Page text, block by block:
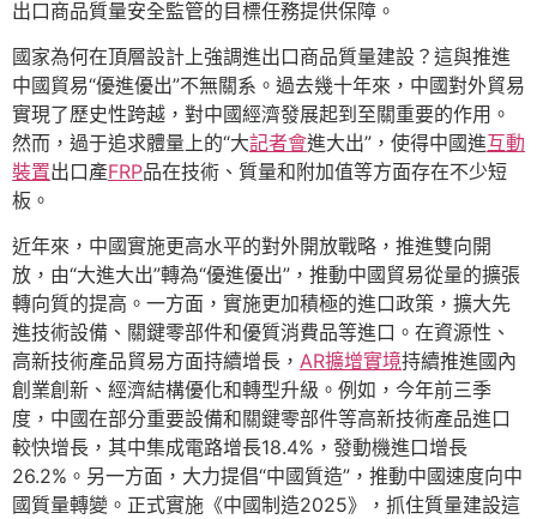
出口商品質量安全監管的目標任務提供保障。
國家為何在頂層設計上強調進出口商品質量建設？這與推進
中國貿易“優進優出”不無關系。過去幾十年來，中國對外貿易
實現了歷史性跨越，對中國經濟發展起到至關重要的作用。
然而，過于追求體量上的“大記者會進大出”，使得中國進互動
裝置出口產FRP品在技術、質量和附加值等方面存在不少短
板。
近年來，中國實施更高水平的對外開放戰略，推進雙向開
放，由“大進大出”轉為“優進優出”，推動中國貿易從量的擴張
轉向質的提高。一方面，實施更加積極的進口政策，擴大先
進技術設備、關鍵零部件和優質消費品等進口。在資源性、
高新技術產品貿易方面持續增長， AR擴增實境持續推進國內
創業創新、經濟結構優化和轉型升級。例如，今年前三季
度，中國在部分重要設備和關鍵零部件等高新技術產品進口
較快增長，其中集成電路增長18.4%，發動機進口增長
26.2%。另一方面，大力提倡“中國質造”，推動中國速度向中
國質量轉變。正式實施《中國制造2025》，抓住質量建設這